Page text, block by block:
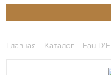
Главная - Каталог - Eau